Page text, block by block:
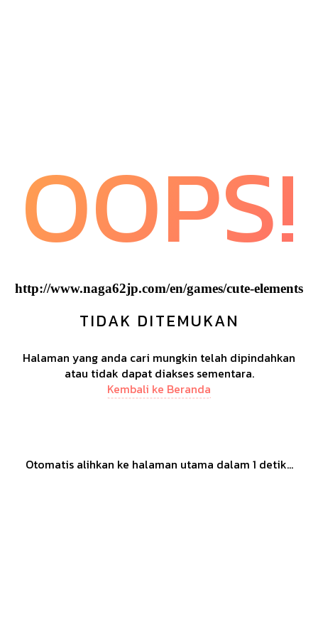
OOPS!
http://www.naga62jp.com/en/games/cute-elements
TIDAK DITEMUKAN
Halaman yang anda cari mungkin telah dipindahkan
atau tidak dapat diakses sementara.
Kembali ke Beranda
Otomatis alihkan ke halaman utama dalam 1 detik...